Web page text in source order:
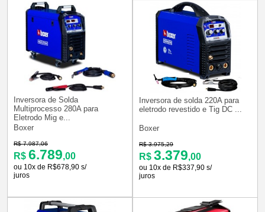
Inversora de Solda
Multiprocesso 280A para
Eletrodo Mig e...
Boxer
R$ 7.987,06
R$ 6.789,00
ou 10x de R$678,90 s/
juros
Inversora de solda 220A para
eletrodo revestido e Tig DC ...
Boxer
R$ 3.975,29
R$ 3.379,00
ou 10x de R$337,90 s/
juros